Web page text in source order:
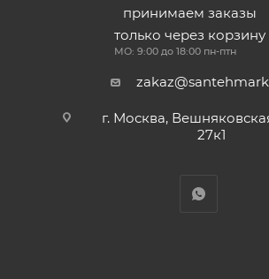
принимаем заказы
только через корзину
МО: 9:00 до 18:00 пн-птн
г. Москва,
27к1